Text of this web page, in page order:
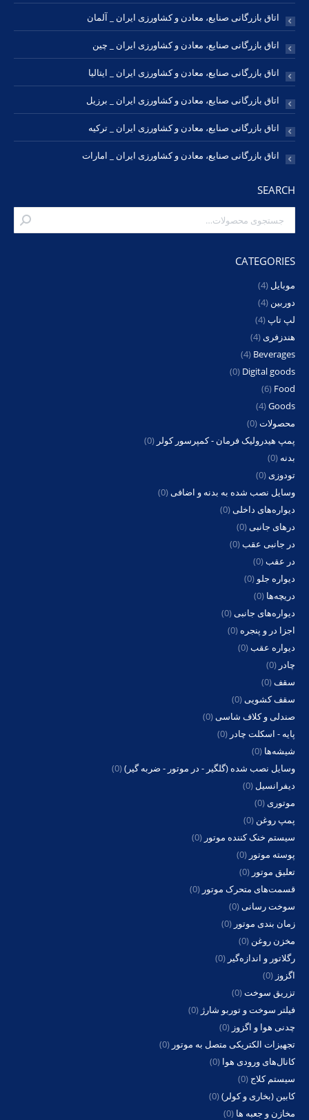
اتاق بازرگانی صنایع، معادن و کشاورزی ایران _ آلمان
اتاق بازرگانی صنایع، معادن و کشاورزی ایران _ چین
اتاق بازرگانی صنایع، معادن و کشاورزی ایران _ ایتالیا
اتاق بازرگانی صنایع، معادن و کشاورزی ایران _ برزیل
اتاق بازرگانی صنایع، معادن و کشاورزی ایران _ ترکیه
اتاق بازرگانی صنایع، معادن و کشاورزی ایران _ امارات
SEARCH
CATEGORIES
موبایل (4)
دوربین (4)
لپ تاپ(4)
هندزفری(4)
Beverages
(4)
Digital goods
(0)
Food
(6)
Goods
(4)
محصولات(0)
پمپ هیدرولیک فرمان - کمپرسور کولر (0)
بدنه (0)
تودوزی(0)
وسایل نصب شده به بدنه و اضافی(0)
دیواره‌های داخلی(0)
درهای جانبی(0)
در جانبی عقب(0)
در عقب(0)
دیواره جلو (0)
دریچه‌ها (0)
دیواره‌های جانبی(0)
اجزا در و پنجره (0)
دیواره عقب(0)
چادر (0)
سقف(0)
سقف کشویی(0)
صندلی و کلاف شاسی(0)
پایه - اسکلت چادر (0)
شیشه‌ها (0)
وسایل نصب شده (گلگیر - در موتور - ضربه گیر)(0)
دیفرانسیل (0)
موتوری(0)
پمپ روغن (0)
سیستم خنک کننده موتور (0)
پوسته موتور (0)
تعلیق موتور (0)
قسمت‌های متحرک موتور (0)
سوخت رسانی(0)
زمان بندی موتور (0)
مخزن روغن (0)
رگلاتور و اندازه‌گیر (0)
اگزوز (0)
تزریق سوخت(0)
فیلتر سوخت و توربو شارژ (0)
چدنی هوا و اگزوز (0)
تجهیزات الکتریکی متصل به موتور (0)
کانال‌های ورودی هوا (0)
سیستم کلاج (0)
کابین (بخاری و کولر)(0)
مخازن و جعبه ها (0)